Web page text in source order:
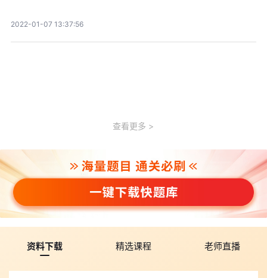
2022-01-07 13:37:56
查看更多
资料下载 精选课程 老师直播